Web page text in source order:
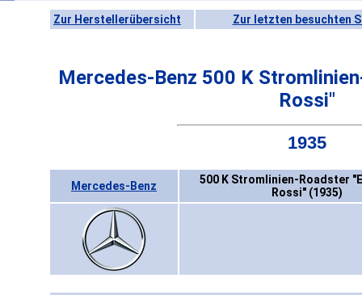
Zur Herstellerübersicht Zur letzten besuchten
Mercedes-Benz 500 K
Rossi"
1935
Mercedes-Benz
500 K Stromlinien-Roadster
Rossi" (1935)